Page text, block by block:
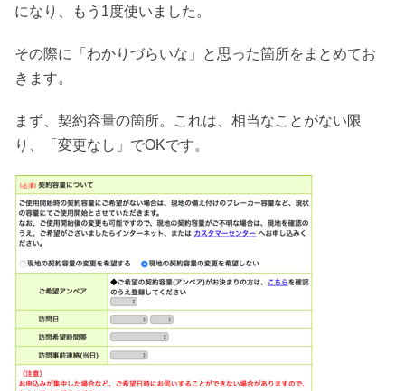
になり、もう1度使いました。
その際に「わかりづらいな」と思った箇所をまとめてお
きます。
まず、契約容量の箇所。これは、相当なことがない限
り、「変更なし」でOKです。